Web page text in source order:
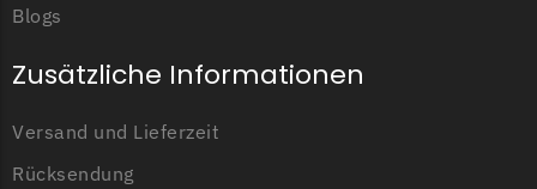
Blogs
Zusätzliche Informationen
Versand und Lieferzeit
Rücksendung